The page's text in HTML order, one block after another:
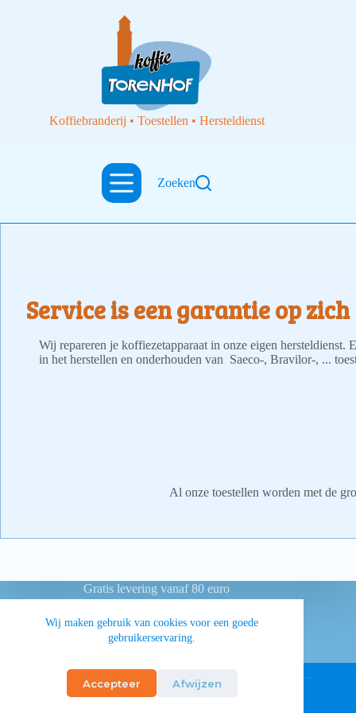
Wij maken gebruik van cookies voor een goede
gebruikerservaring.
Accepteer Afwijzen
Koffiebranderij • Toestellen • Hersteldienst
Zoeken
Service is een garantie op zich
Wij repareren je koffiezetapparaat in onze eigen
in het herstellen en onderhouden van Saeco-, Bravilor-, ...
Al onze toestellen worden met de
Gratis levering vanaf 80 euro
Privacy
Algemene voorwaarden
© 2026 • Koffie Torenhof nv • BE0447.525.633